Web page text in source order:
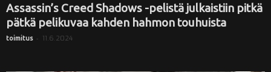
Assassin’s Creed Shadows -pelistä julkaistiin pitkä
pätkä pelikuvaa kahden hahmon touhuista
toimitus - 11.6.2024